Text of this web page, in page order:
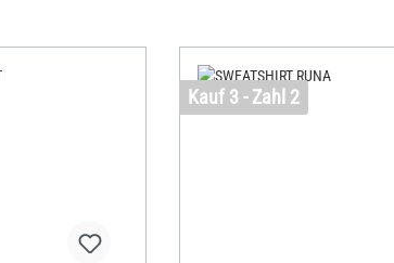
Kauf 3 - Zahl 2